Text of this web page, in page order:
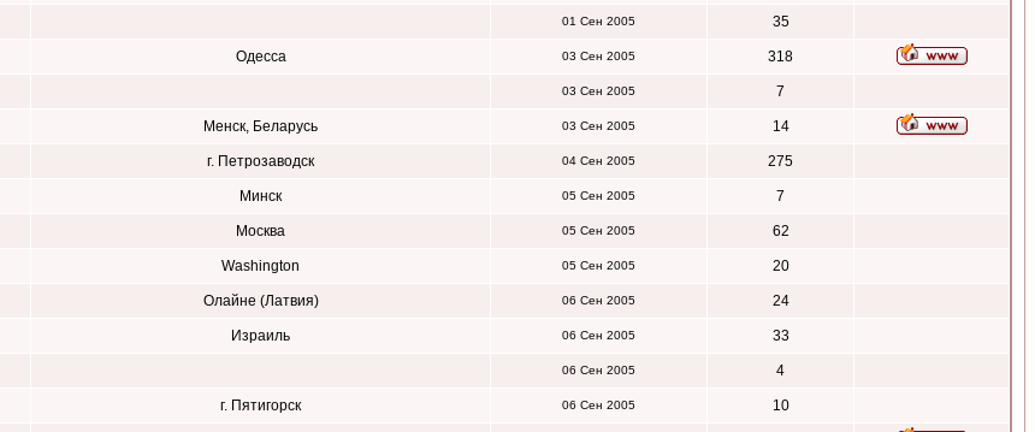
01 Сен 2005 35
Одесса 03 Сен 2005 318
03 Сен 2005 7
Менск, Беларусь 03 Сен 2005 14
г. Петрозаводск 04 Сен 2005 275
Минск 05 Сен 2005 7
Москва 05 Сен 2005 62
Washington 05 Сен 2005 20
Олайне (Латвия) 06 Сен 2005 24
Израиль 06 Сен 2005 33
06 Сен 2005 4
г. Пятигорск 06 Сен 2005 10